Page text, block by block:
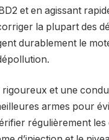
et en agissant
la plupart des
durablement le
et une
armes pour
régulièrement